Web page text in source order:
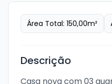
Área Total: 150,00m²
Descrição
Casa nova com 03